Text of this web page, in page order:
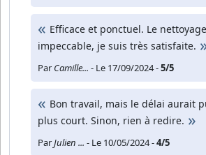
Efficace et ponctuel. Le
impeccable, je suis très satisfaite.
Par Camille... - Le 17/09/2024 -5/5
Bon travail, mais le délai aurait
plus court. Sinon, rien à redire.
ParJulien ... - Le 10/05/2024 -4/5